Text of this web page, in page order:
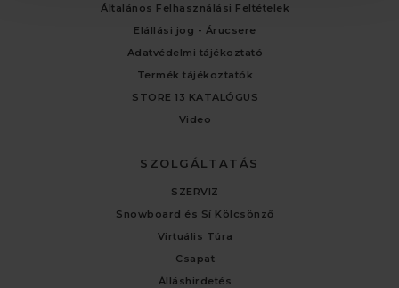
Általános Felhasználási Feltételek
Elállási jog - Árucsere
Adatvédelmi tájékoztató
Termék tájékoztatók
STORE 13 KATALÓGUS
Video
SZOLGÁLTATÁS
SZERVIZ
Snowboard és Sí Kölcsönző
Virtuális Túra
Csapat
Álláshirdetés